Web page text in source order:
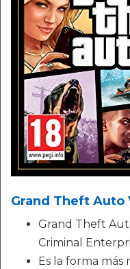
Grand Theft Auto
Grand Theft
Criminal
Es la forma más